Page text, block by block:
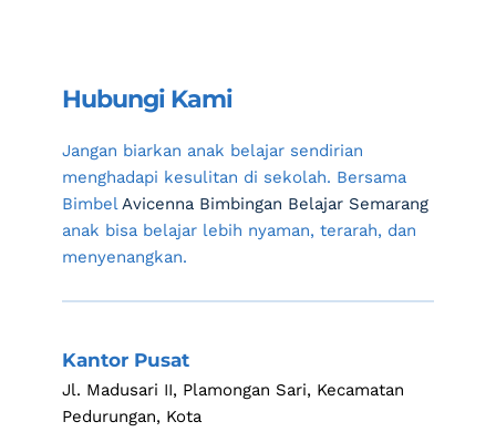
Hubungi Kami
Jangan biarkan anak belajar sendirian
menghadapi kesulitan di sekolah. Bersama
Bimbel Avicenna Bimbingan Belajar Semarang
anak bisa belajar lebih nyaman, terarah, dan
menyenangkan.
Kantor Pusat
Jl. Madusari II, Plamongan Sari, Kecamatan
Pedurungan, Kota